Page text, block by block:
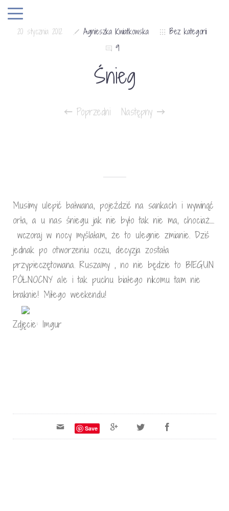
20 stycznia 2012 Agnieszka Kwiatkowska
Bez kategorii
9
Śnieg
Poprzedni Następny
Musimy ulepić bałwana, pojeździć na sankach i wywinąć
orła, a u nas śniegu jak nie było tak nie ma, chociaż….
wczoraj w nocy myślałam, że to ulegnie zmianie. Dziś
jednak po otworzeniu oczu, decyzja została
przypieczętowana. Ruszamy , no nie będzie to BIEGUN
PÓŁNOCNY ale i tak puchu białego nikomu tam nie
braknie! Miłego weekendu!
Zdjęcie: Imgur
Save